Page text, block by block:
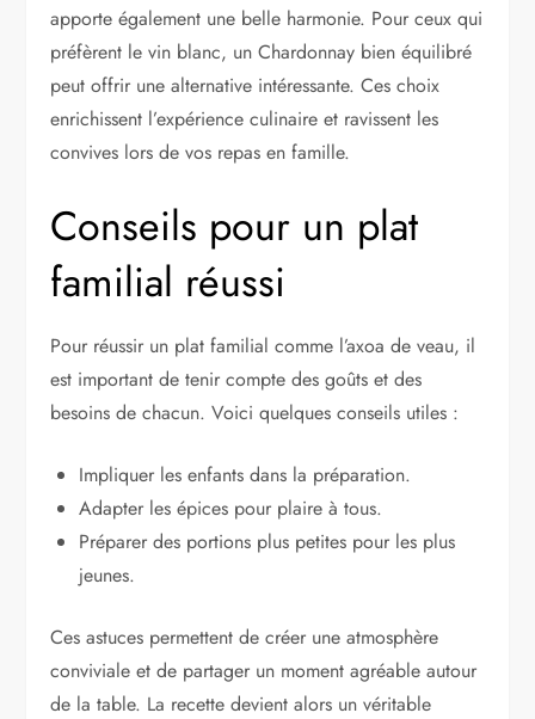
apporte également une belle harmonie. Pour ceux qui
préfèrent le vin blanc, un Chardonnay bien équilibré
peut offrir une alternative intéressante. Ces choix
enrichissent l’expérience culinaire et ravissent les
convives lors de vos repas en famille.
Conseils pour un plat
familial réussi
Pour réussir un plat familial comme l’axoa de veau, il
est important de tenir compte des goûts et des
besoins de chacun. Voici quelques conseils utiles :
Impliquer les enfants dans la préparation.
Adapter les épices pour plaire à tous.
Préparer des portions plus petites pour les plus
jeunes.
Ces astuces permettent de créer une atmosphère
conviviale et de partager un moment agréable autour
de la table. La recette devient alors un véritable